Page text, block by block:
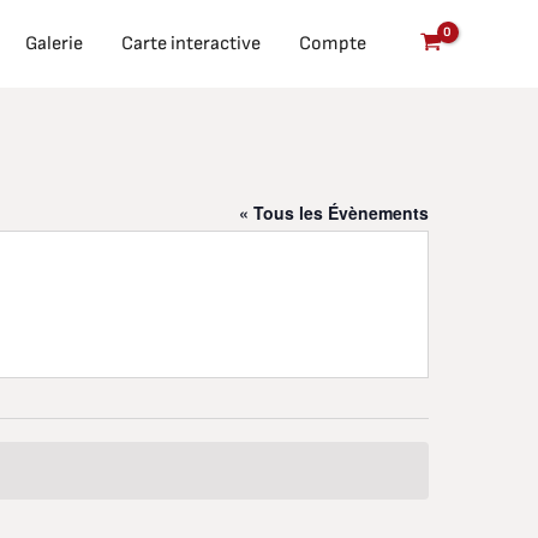
Galerie Carte interactive Compte
« Tous les Évènements